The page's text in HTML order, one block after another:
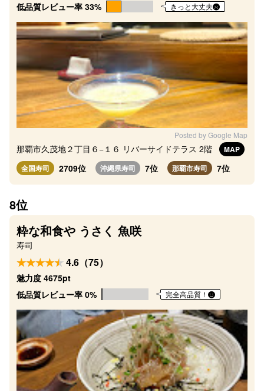
低品質レビュー率 33%
きっと大丈夫
Posted by Google Map
那覇市久茂地２丁目６−１６ リバーサイドテラス 2階
MAP
全国寿司
2709位 沖縄県寿司 7位 那覇市寿司 7位
8位
粋な和食や うさく 魚咲
寿司
4.6（75）
魅力度 4675pt
低品質レビュー率 0%
完全高品質！